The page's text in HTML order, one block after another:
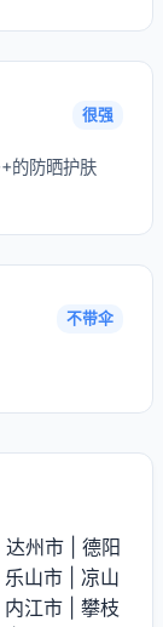
很强
的防晒护肤
不带伞
达州市
德阳
乐山市
凉山
内江市
攀枝